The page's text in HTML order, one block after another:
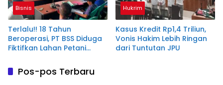
Bisnis
Terlalu!! 18 Tahun
Beroperasi, PT BSS Diduga
Fiktifkan Lahan Petani
Hukrim
Kasus Kredit Rp1,4 Triliun,
Vonis Hakim Lebih Ringan
dari Tuntutan JPU
Pos-pos Terbaru